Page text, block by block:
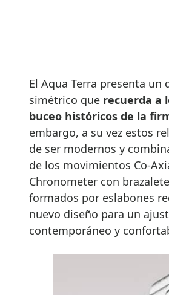
El Aqua Terra presenta un
simétrico que recuerda a
buceo históricos de la
embargo, a su vez estos
de ser modernos y
de los movimientos Co-
Chronometer con
formados por eslabones
nuevo diseño para un
contemporáneo y